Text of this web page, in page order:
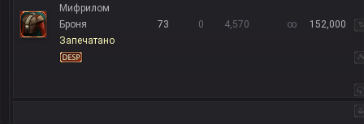
Мифрилом
Броня
Запечатано
73 0 4,570 ∞ 152,000